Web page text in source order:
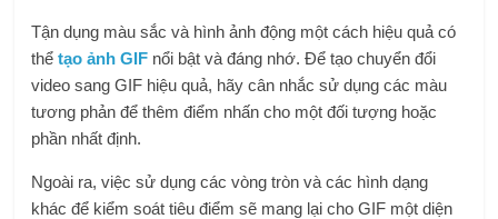
Tận dụng màu sắc và hình ảnh động một cách hiệu quả có
thểtạo ảnh GIF nổi bật và đáng nhớ. Để tạo chuyển đổi
video sang GIF hiệu quả, hãy cân nhắc sử dụng các màu
tương phản để thêm điểm nhấn cho một đối tượng hoặc
phần nhất định.
Ngoài ra, việc sử dụng các vòng tròn và các hình dạng
khác để kiểm soát tiêu điểm sẽ mang lại cho GIF một diện